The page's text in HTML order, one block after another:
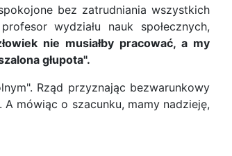
bez zatrudniania wszystkich
wydziału nauk społecznych,
nie musiałby pracować, a my
głupota".
Rząd przyznając bezwarunkowy
mówiąc o szacunku, mamy nadzieję,